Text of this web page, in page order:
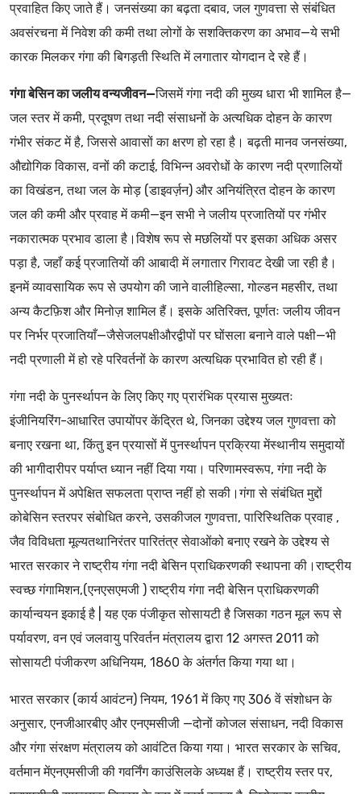
प्रवाहित किए जाते हैं। जनसंख्या का बढ़ता दबाव, जल गुणवत्ता से संबंधित
अवसंरचना में निवेश की कमी तथा लोगों के सशक्तिकरण का अभाव—ये सभी
कारक मिलकर गंगा की बिगड़ती स्थिति में लगातार योगदान दे रहे हैं।
गंगा बेसिन का जलीय वन्यजीवन—जिसमें गंगा नदी की मुख्य धारा भी शामिल है—
जल स्तर में कमी, प्रदूषण तथा नदी संसाधनों के अत्यधिक दोहन के कारण
गंभीर संकट में है, जिससे आवासों का क्षरण हो रहा है। बढ़ती मानव जनसंख्या,
औद्योगिक विकास, वनों की कटाई, विभिन्न अवरोधों के कारण नदी प्रणालियों
का विखंडन, तथा जल के मोड़ (डाइवर्ज़न) और अनियंत्रित दोहन के कारण
जल की कमी और प्रवाह में कमी—इन सभी ने जलीय प्रजातियों पर गंभीर
नकारात्मक प्रभाव डाला है।विशेष रूप से मछलियों पर इसका अधिक असर
पड़ा है, जहाँ कई प्रजातियों की आबादी में लगातार गिरावट देखी जा रही है।
इनमें व्यावसायिक रूप से उपयोग की जाने वालीहिल्सा, गोल्डन महसीर, तथा
अन्य कैटफ़िश और मिनोज़ शामिल हैं। इसके अतिरिक्त, पूर्णतः जलीय जीवन
पर निर्भर प्रजातियाँ—जैसेजलपक्षीऔरद्वीपों पर घोंसला बनाने वाले पक्षी—भी
नदी प्रणाली में हो रहे परिवर्तनों के कारण अत्यधिक प्रभावित हो रही हैं।
गंगा नदी के पुनर्स्थापन के लिए किए गए प्रारंभिक प्रयास मुख्यतः
इंजीनियरिंग-आधारित उपायोंपर केंद्रित थे, जिनका उद्देश्य जल गुणवत्ता को
बनाए रखना था, किंतु इन प्रयासों में पुनर्स्थापन प्रक्रिया मेंस्थानीय समुदायों
की भागीदारीपर पर्याप्त ध्यान नहीं दिया गया। परिणामस्वरूप, गंगा नदी के
पुनर्स्थापन में अपेक्षित सफलता प्राप्त नहीं हो सकी।गंगा से संबंधित मुद्दों
कोबेसिन स्तरपर संबोधित करने, उसकीजल गुणवत्ता, पारिस्थितिक प्रवाह ,
जैव विविधता मूल्यतथानिरंतर पारितंत्र सेवाओंको बनाए रखने के उद्देश्य से
भारत सरकार ने राष्ट्रीय गंगा नदी बेसिन प्राधिकरणकी स्थापना की।राष्ट्रीय
स्वच्छ गंगामिशन,(एनएसएमजी ) राष्ट्रीय गंगा नदी बेसिन प्राधिकरणकी
कार्यान्वयन इकाई है | यह एक पंजीकृत सोसायटी है जिसका गठन मूल रूप से
पर्यावरण, वन एवं जलवायु परिवर्तन मंत्रालय द्वारा 12 अगस्त 2011 को
सोसायटी पंजीकरण अधिनियम, 1860 के अंतर्गत किया गया था।
भारत सरकार (कार्य आवंटन) नियम, 1961 में किए गए 306 वें संशोधन के
अनुसार, एनजीआरबीए और एनएमसीजी —दोनों कोजल संसाधन, नदी विकास
और गंगा संरक्षण मंत्रालय को आवंटित किया गया। भारत सरकार के सचिव,
वर्तमान मेंएनएमसीजी की गवर्निंग काउंसिलके अध्यक्ष हैं। राष्ट्रीय स्तर पर,